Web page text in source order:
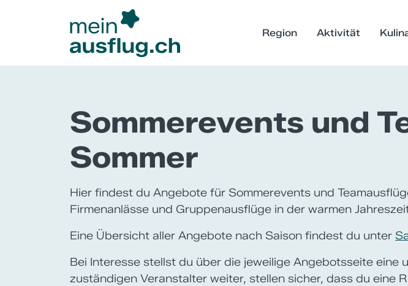
Region Aktivität
Sommerevents und
Sommer
Hier findest du Angebote für Sommerevents und
Firmenanlässe und Gruppenausflüge in der warmen
Eine Übersicht aller Angebote nach Saison findest du unter
Bei Interesse stellst du über die jeweilige Angebotsseite
zuständigen Veranstalter weiter, stellen sicher, dass du eine